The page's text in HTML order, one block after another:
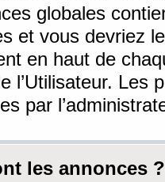
globales
et vous devriez
en haut de
l’Utilisateur. Les
par
les annonces ?